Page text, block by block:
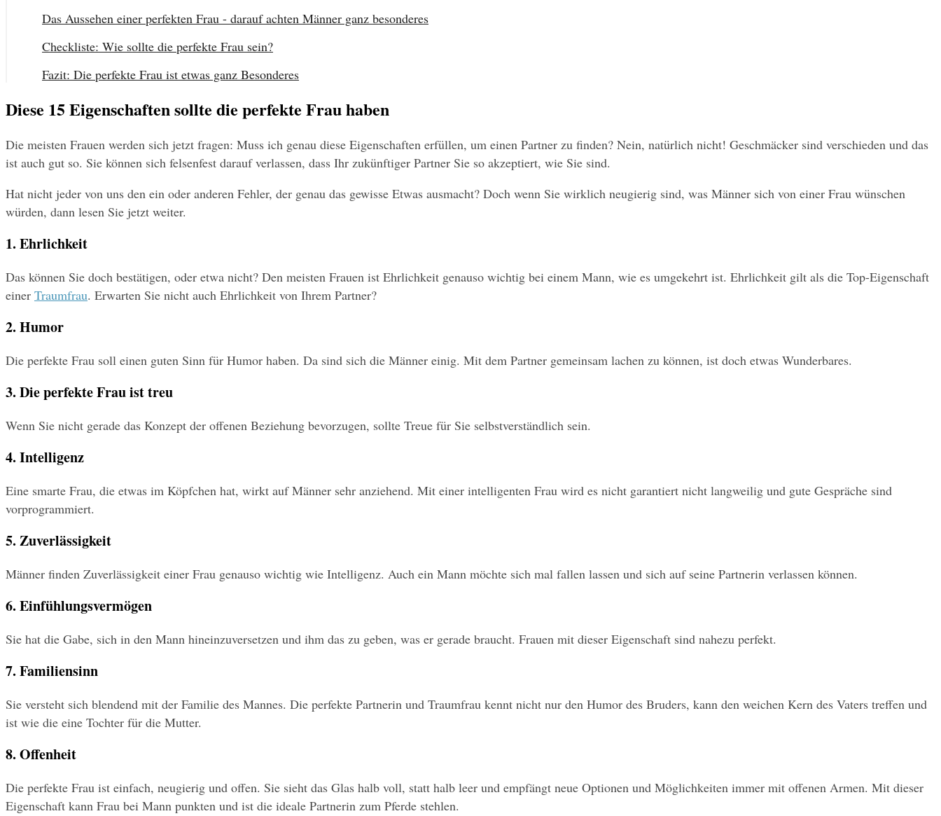
Das Aussehen einer perfekten Frau - darauf achten Männer ganz besonderes
Checkliste: Wie sollte die perfekte Frau sein?
Fazit: Die perfekte Frau ist etwas ganz Besonderes
Diese 15 Eigenschaften sollte die perfekte Frau haben
Die meisten Frauen werden sich jetzt fragen: Muss ich genau diese Eigenschaften erfüllen, um einen Partner zu finden? Nein, natürlich nicht! Geschmäcker sind verschieden und das
ist auch gut so. Sie können sich felsenfest darauf verlassen, dass Ihr zukünftiger Partner Sie so akzeptiert, wie Sie sind.
Hat nicht jeder von uns den ein oder anderen Fehler, der genau das gewisse Etwas ausmacht? Doch wenn Sie wirklich neugierig sind, was Männer sich von einer Frau wünschen
würden, dann lesen Sie jetzt weiter.
1. Ehrlichkeit
Das können Sie doch bestätigen, oder etwa nicht? Den meisten Frauen ist Ehrlichkeit genauso wichtig bei einem Mann, wie es umgekehrt ist. Ehrlichkeit gilt als die Top-Eigenschaft
einer Traumfrau. Erwarten Sie nicht auch Ehrlichkeit von Ihrem Partner?
2. Humor
Die perfekte Frau soll einen guten Sinn für Humor haben. Da sind sich die Männer einig. Mit dem Partner gemeinsam lachen zu können, ist doch etwas Wunderbares.
3. Die perfekte Frau ist treu
Wenn Sie nicht gerade das Konzept der offenen Beziehung bevorzugen, sollte Treue für Sie selbstverständlich sein.
4. Intelligenz
Eine smarte Frau, die etwas im Köpfchen hat, wirkt auf Männer sehr anziehend. Mit einer intelligenten Frau wird es nicht garantiert nicht langweilig und gute Gespräche sind
vorprogrammiert.
5. Zuverlässigkeit
Männer finden Zuverlässigkeit einer Frau genauso wichtig wie Intelligenz. Auch ein Mann möchte sich mal fallen lassen und sich auf seine Partnerin verlassen können.
6. Einfühlungsvermögen
Sie hat die Gabe, sich in den Mann hineinzuversetzen und ihm das zu geben, was er gerade braucht. Frauen mit dieser Eigenschaft sind nahezu perfekt.
7. Familiensinn
Sie versteht sich blendend mit der Familie des Mannes. Die perfekte Partnerin und Traumfrau kennt nicht nur den Humor des Bruders, kann den weichen Kern des Vaters treffen und
ist wie die eine Tochter für die Mutter.
8. Offenheit
Die perfekte Frau ist einfach, neugierig und offen. Sie sieht das Glas halb voll, statt halb leer und empfängt neue Optionen und Möglichkeiten immer mit offenen Armen. Mit dieser
Eigenschaft kann Frau bei Mann punkten und ist die ideale Partnerin zum Pferde stehlen.